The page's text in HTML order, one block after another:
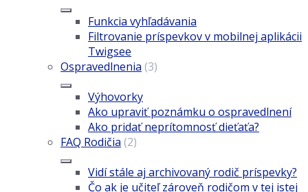
Funkcia vyhľadávania
Filtrovanie príspevkov v mobilnej aplikácii
Twigsee
Ospravedlnenia (3)
Výhovorky
Ako upraviť poznámku o ospravedlnení
Ako pridať neprítomnosť dieťaťa?
FAQ Rodičia (2)
Vidí stále aj archivovaný rodič príspevky?
Čo ak je učiteľ zároveň rodičom v tej istej